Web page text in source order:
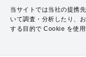
当サイトでは当社の提携
いて調査・分析したり、
する目的で Cookie を使用